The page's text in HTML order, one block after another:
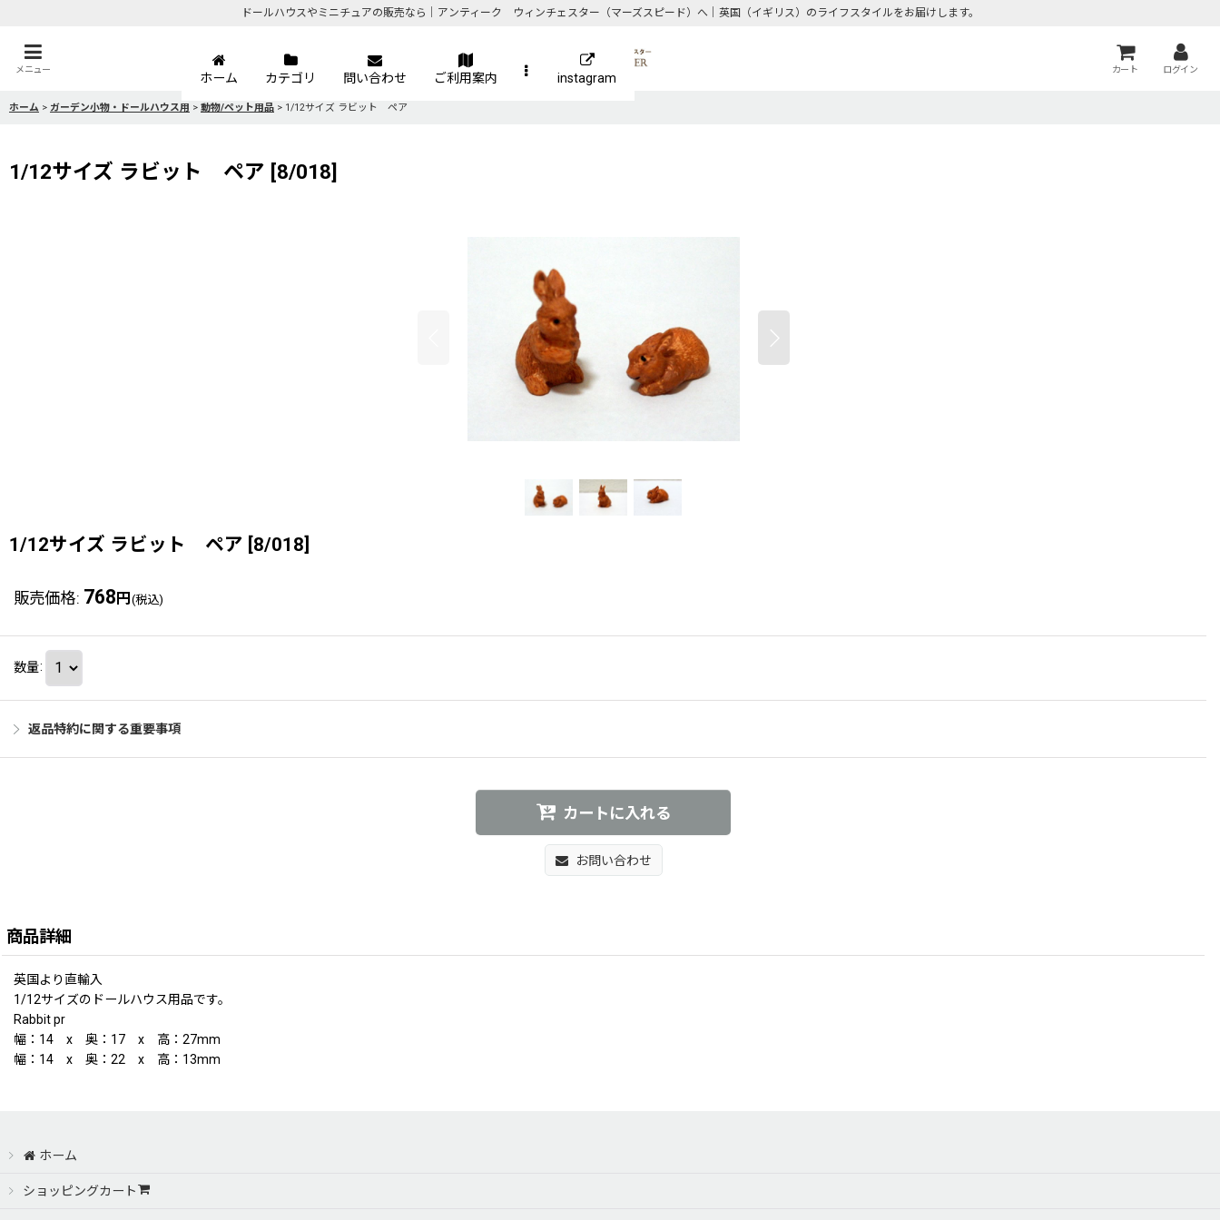
ドールハウスやミニチュアの販売なら｜アンティーク ウィンチェスター（マーズスピード）へ｜英国（イギリス）のライフスタイルをお届けします。
メニュー カート ログイン
ホーム カテゴリ 問い合わせ ご利用案内 instagram
ホーム > ガーデン小物・ドールハウス用 > 動物/ペット用品 > 1/12サイズ ラビット ペア
1/12サイズ ラビット ペア [8/018]
1/12サイズ ラビット ペア [8/018]
販売価格: 768 円 (税込)
数量:
返品特約に関する重要事項
カートに入れる
お問い合わせ
商品詳細
英国より直輸入
1/12サイズのドールハウス用品です。
Rabbit pr
幅：14 x 奥：17 x 高：27mm
幅：14 x 奥：22 x 高：13mm
ホーム
ショッピングカート